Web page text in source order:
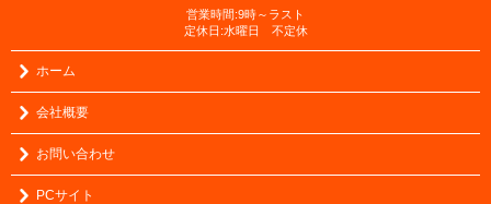
営業時間:9時～ラスト
定休日:水曜日 不定休
ホーム
会社概要
お問い合わせ
PCサイト